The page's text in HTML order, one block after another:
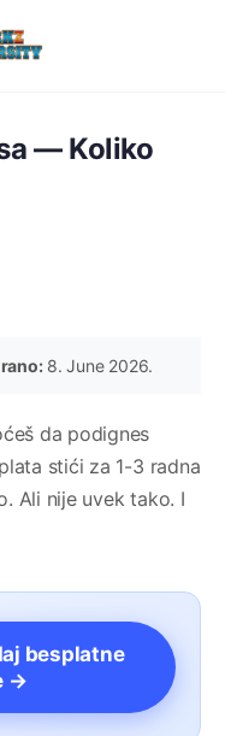
— Koliko
8. June 2026.
da podignes
stići za 1-3 radna
Ali nije uvek tako. I
besplatne
→